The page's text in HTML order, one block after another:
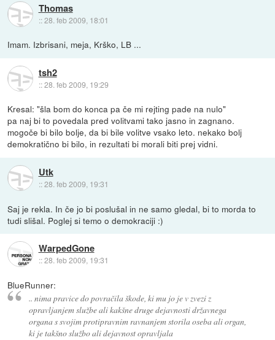
Thomas
::28. feb 2009, 18:01
Imam. Izbrisani, meja, Krško, LB ...
tsh2
::28. feb 2009, 19:29
Kresal: "šla bom do konca pa če mi rejting pade na nulo"
pa naj bi to povedala pred volitvami tako jasno in zagnano.
mogoče bi bilo bolje, da bi bile volitve vsako leto. nekako bolj
demokratično bi bilo, in rezultati bi morali biti prej vidni.
Utk
::28. feb 2009, 19:31
Saj je rekla. In če jo bi poslušal in ne samo gledal, bi to morda to
tudi slišal. Poglej si temo o demokraciji :)
WarpedGone
::28. feb 2009, 19:31
BlueRunner:
.. nima pravice do povračila škode, ki mu jo je v zvezi z
opravljanjem službe ali kakšne druge dejavnosti državnega
organa s svojim protipravnim ravnanjem storila oseba ali organ,
ki je takšno službo ali dejavnost opravljala